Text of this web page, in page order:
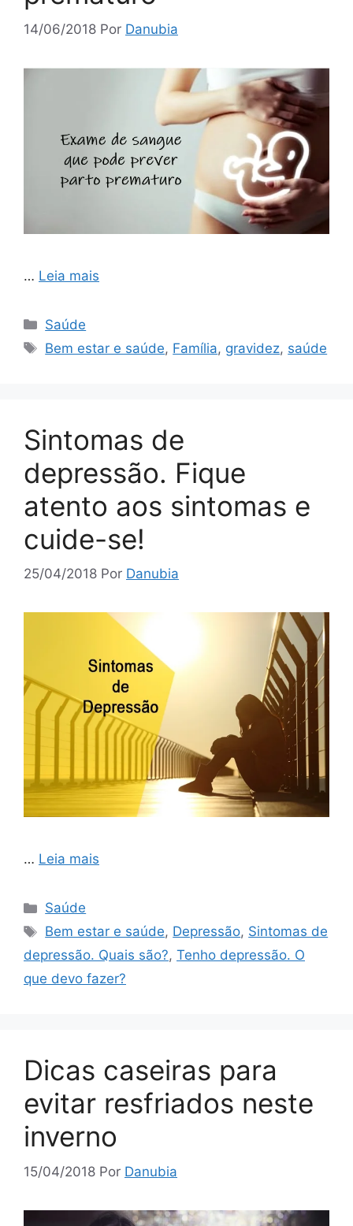
14/06/2018 Por Danubia
… Leia mais
Categorias
Saúde
Tags
Bem estar e saúde, Família, gravidez, saúde
Sintomas de
depressão. Fique
atento aos sintomas e
cuide-se!
25/04/2018 Por Danubia
… Leia mais
Categorias
Saúde
Tags
Bem estar e saúde, Depressão, Sintomas de
depressão. Quais são?, Tenho depressão. O
que devo fazer?
Dicas caseiras para
evitar resfriados neste
inverno
15/04/2018 Por Danubia